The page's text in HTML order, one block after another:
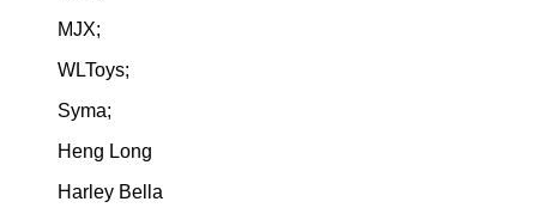
MJX;
WLToys;
Syma;
Heng Long
Harley Bella